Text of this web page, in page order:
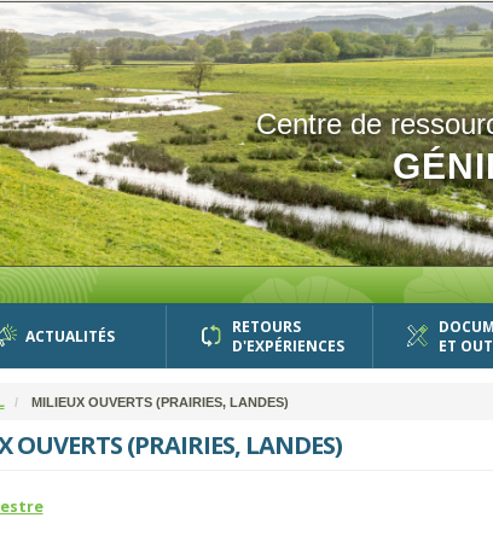
Centre de
ACTUALITÉS
RETOURS
D'EXPÉRIENCES
ET
MILIEUX OUVERTS (PRAIRIES, LANDES)
OUVERTS (PRAIRIES, LANDES)